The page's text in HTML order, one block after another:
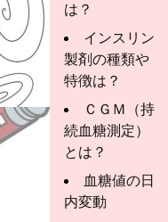
は？
インスリン
製剤の種類や
特徴は？
ＣＧＭ（持
続血糖測定）
とは？
血糖値の日
内変動